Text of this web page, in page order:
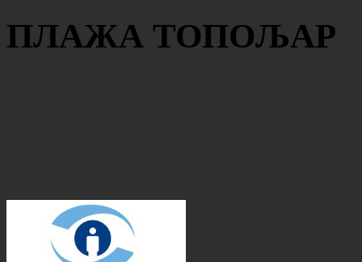
ПЛАЖА ТОПОЉАР